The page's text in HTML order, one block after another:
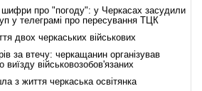
шифри про "погоду": у Черкасах засудили
у телеграмі про пересування ТЦК
двох черкаських військових
за втечу: черкащанин організував
виїзду військовозобов'язаних
з життя черкаська освітянка